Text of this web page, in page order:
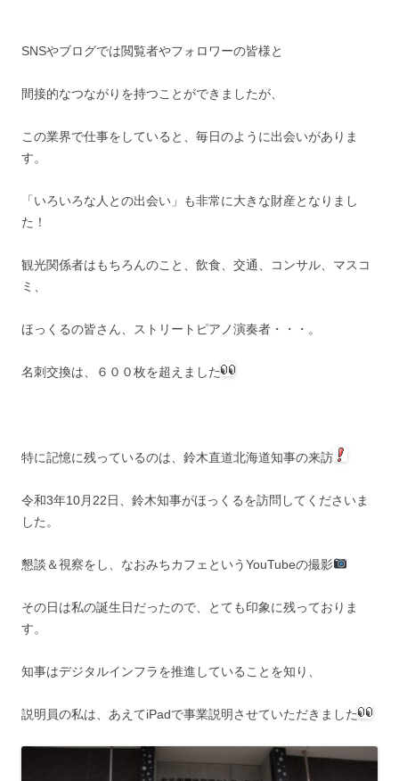
SNSやブログでは閲覧者やフォロワーの皆様と
間接的なつながりを持つことができましたが、
この業界で仕事をしていると、毎日のように出会いがありま
す。
「いろいろな人との出会い」も非常に大きな財産となりまし
た！
観光関係者はもちろんのこと、飲食、交通、コンサル、マスコ
ミ、
ほっくるの皆さん、ストリートピアノ演奏者・・・。
名刺交換は、６００枚を超えました
特に記憶に残っているのは、鈴木直道北海道知事の来訪
令和3年10月22日、鈴木知事がほっくるを訪問してくださいま
した。
懇談＆視察をし、なおみちカフェというYouTubeの撮影
その日は私の誕生日だったので、とても印象に残っておりま
す。
知事はデジタルインフラを推進していることを知り、
説明員の私は、あえてiPadで事業説明させていただきました